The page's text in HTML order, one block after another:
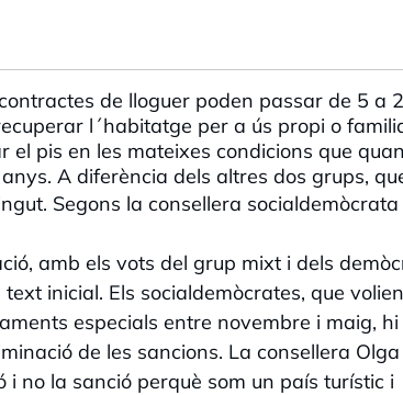
de lloguer poden passar de 5 a
l´habitatge per a ús propi o
pis en les mateixes condicions que
A diferència dels altres dos grups,
Segons la consellera socialdemòcrata
amb els vots del grup mixt i dels
inicial. Els socialdemòcrates, que
especials entre novembre i maig,
de les sancions. La consellera Olga
no la sanció perquè som un país turístic i